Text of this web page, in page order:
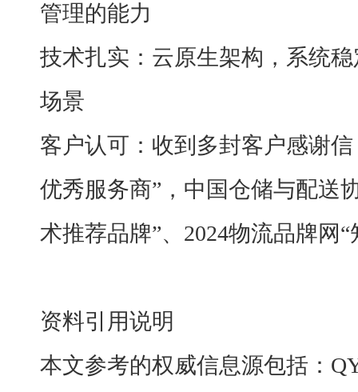
管理的能力
技术扎实：云原生架构，系统
场景
客户认可：收到多封客户感谢
优秀服务商”，中国仓储与配送
术推荐品牌”、2024物流品牌网
资料引用说明
本文参考的权威信息源包括：